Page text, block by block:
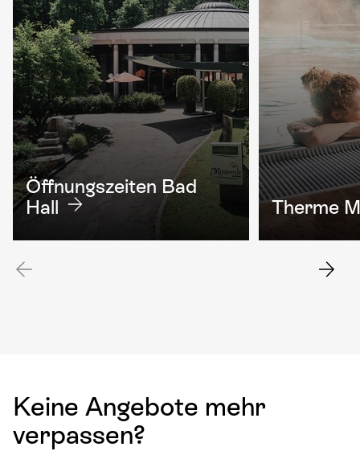
Öffnungszeiten Bad
Hall
Therme
Keine Angebote mehr
verpassen?